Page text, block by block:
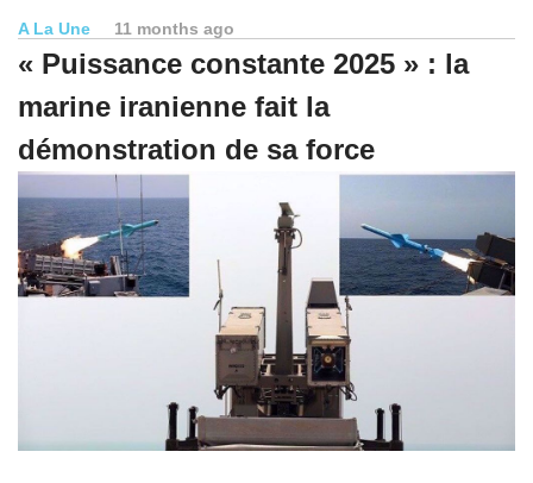
A La Une 11 months ago
« Puissance constante 2025 » : la
marine iranienne fait la
démonstration de sa force